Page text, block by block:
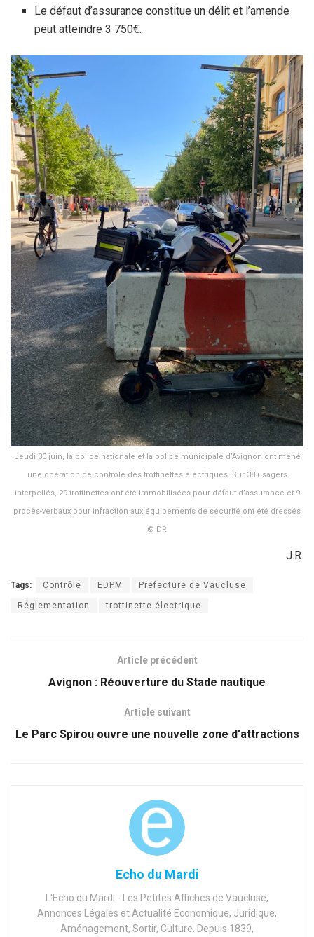
Le défaut d’assurance constitue un délit et l’amende
peut atteindre 3 750€.
Jeudi 30 juin, la police nationale et la police municipale d’Avignon ont mené
une opération de contrôle des trottinettes électriques. Sur 38 usagers
interpellés, 29 trottinettes ont été immobilisées pour défaut d’assurance et 9
procès-verbaux pour infraction aux équipements de sécurité ont été dressés
© DR
J.R.
Tags: Contrôle EDPM Préfecture de Vaucluse
Réglementation trottinette électrique
Article précédent
Avignon : Réouverture du Stade nautique
Article suivant
Le Parc Spirou ouvre une nouvelle zone d’attractions
Echo du Mardi
L'Echo du Mardi - Les Petites Affiches de Vaucluse,
Annonces Légales et Actualité Economique, Juridique,
Aménagement, Sortir, Culture. Depuis 1839,